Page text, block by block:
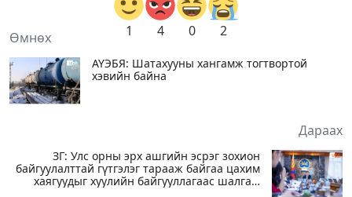
1 4 0 2
Өмнөх
АҮЭБЯ: Шатахууны хангамж тогтвортой
хэвийн байна
Дараах
ЗГ: Улс орны эрх ашгийн эсрэг зохион
байгуулалттай гүтгэлэг тарааж байгаа цахим
хаягуудыг хуулийн байгууллагаас шалгаж